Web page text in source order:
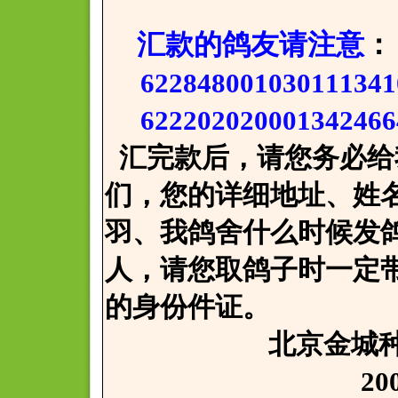
汇款的鸽友请注意 ：
汇完款后，请您务必
们，您的详细地址、姓
羽、我鸽舍什么时候发
人，请您取鸽子时一定
的身份件证。
北京金城种鸽
2008年